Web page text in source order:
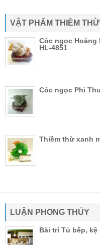
VẬT PHẨM THIỀM THỪ
Cóc ngọc
HL-4851
Cóc ngọc Phỉ
Thiềm thừ xanh
LUẬN PHONG THỦY
Bài trí Tủ bếp,